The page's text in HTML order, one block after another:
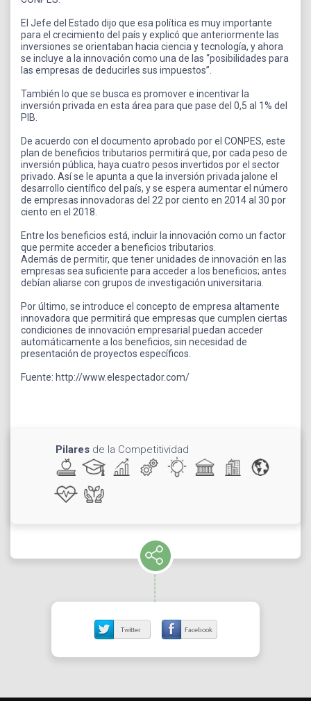
El Jefe del Estado dijo que esa política es muy importante
para el crecimiento del país y explicó que anteriormente las
inversiones se orientaban hacia ciencia y tecnología, y ahora
se incluye a la innovación como una de las “posibilidades para
las empresas de deducirles sus impuestos”.
También lo que se busca es promover e incentivar la
inversión privada en esta área para que pase del 0,5 al 1% del
PIB.
De acuerdo con el documento aprobado por el CONPES, este
plan de beneficios tributarios permitirá que, por cada peso de
inversión pública, haya cuatro pesos invertidos por el sector
privado. Así se le apunta a que la inversión privada jalone el
desarrollo científico del país, y se espera aumentar el número
de empresas innovadoras del 22 por ciento en 2014 al 30 por
ciento en el 2018.
Entre los beneficios está, incluir la innovación como un factor
que permite acceder a beneficios tributarios.
Además de permitir, que tener unidades de innovación en las
empresas sea suficiente para acceder a los beneficios; antes
debían aliarse con grupos de investigación universitaria.
Por último, se introduce el concepto de empresa altamente
innovadora que permitirá que empresas que cumplen ciertas
condiciones de innovación empresarial puedan acceder
automáticamente a los beneficios, sin necesidad de
presentación de proyectos específicos.
Fuente: http://www.elespectador.com/
Pilares de la Competitividad